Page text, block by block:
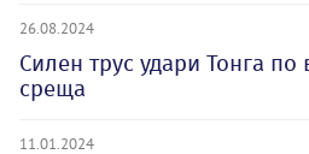
26.08.2024
Силен трус удари Тонга
среща
11.01.2024